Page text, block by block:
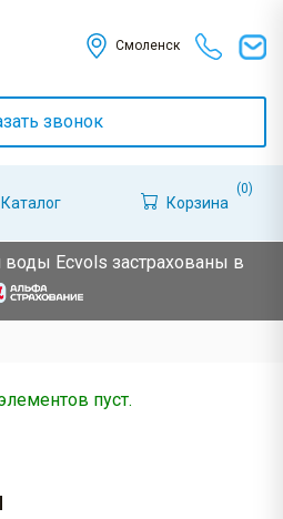
Смоленск
звонок
Каталог Корзина
(0)
воды Ecvols застрахованы в
пуст.